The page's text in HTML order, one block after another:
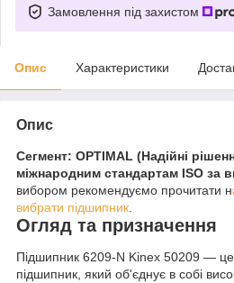
Замовлення під захистом
Опис Характеристики
Опис
Сегмент: OPTIMAL (Надійні
міжнародним стандартам ISO за
вибором рекомендуємо прочитати н
вибрати підшипник
Огляд та призначення
Підшипник 6209-N Kinex 50209 — це
підшипник, який об'єднує в собі